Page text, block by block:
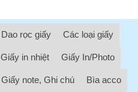
Dao rọc giấy Các loại giấy
Giấy in nhiệt Giấy In/Photo
Giấy note, Ghi chú Bìa acco